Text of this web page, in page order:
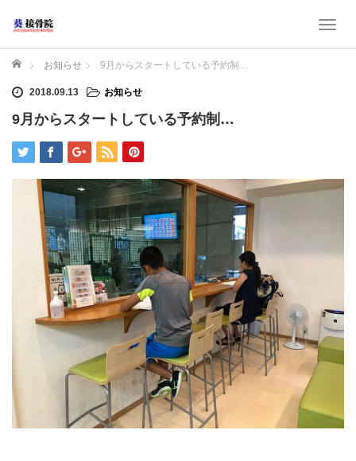
T
i
ホーム お知らせ 9月からスタートしている予約制…
2018.09.13 お知らせ
9月からスタートしている予約制…